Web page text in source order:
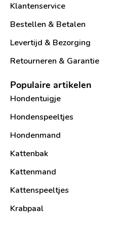
Klantenservice
Bestellen & Betalen
Levertijd & Bezorging
Retourneren & Garantie
Populaire artikelen
Hondentuigje
Hondenspeeltjes
Hondenmand
Kattenbak
Kattenmand
Kattenspeeltjes
Krabpaal​